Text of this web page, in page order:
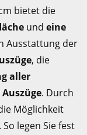
bietet die
und eine
Ausstattung der
, die
aller
. Durch
Möglichkeit
legen Sie fest